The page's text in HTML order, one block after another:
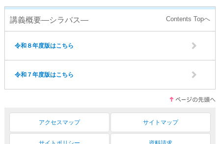
講義概要―シラバス―
令和８年度版はこちら
令和７年度版はこちら
アクセスマップ サイトマップ